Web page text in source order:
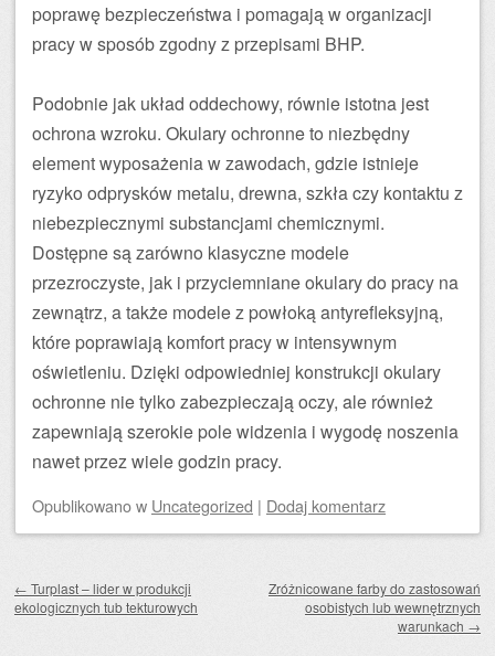
poprawę bezpieczeństwa i pomagają w organizacji
pracy w sposób zgodny z przepisami BHP.
Podobnie jak układ oddechowy, równie istotna jest
ochrona wzroku. Okulary ochronne to niezbędny
element wyposażenia w zawodach, gdzie istnieje
ryzyko odprysków metalu, drewna, szkła czy kontaktu z
niebezpiecznymi substancjami chemicznymi.
Dostępne są zarówno klasyczne modele
przezroczyste, jak i przyciemniane okulary do pracy na
zewnątrz, a także modele z powłoką antyrefleksyjną,
które poprawiają komfort pracy w intensywnym
oświetleniu. Dzięki odpowiedniej konstrukcji okulary
ochronne nie tylko zabezpieczają oczy, ale również
zapewniają szerokie pole widzenia i wygodę noszenia
nawet przez wiele godzin pracy.
Opublikowanow Uncategorized | Dodaj komentarz
← Turplast – lider w produkcji
ekologicznych tub tekturowych
Zróżnicowane farby do zastosowań
osobistych lub wewnętrznych
warunkach →